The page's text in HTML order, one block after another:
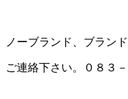
ノーブランド、ブラン
ご連絡下さい。０８３